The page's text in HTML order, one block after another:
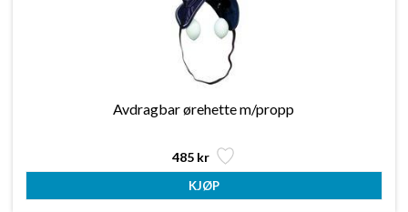
Avdragbar ørehette m/propp
485 kr